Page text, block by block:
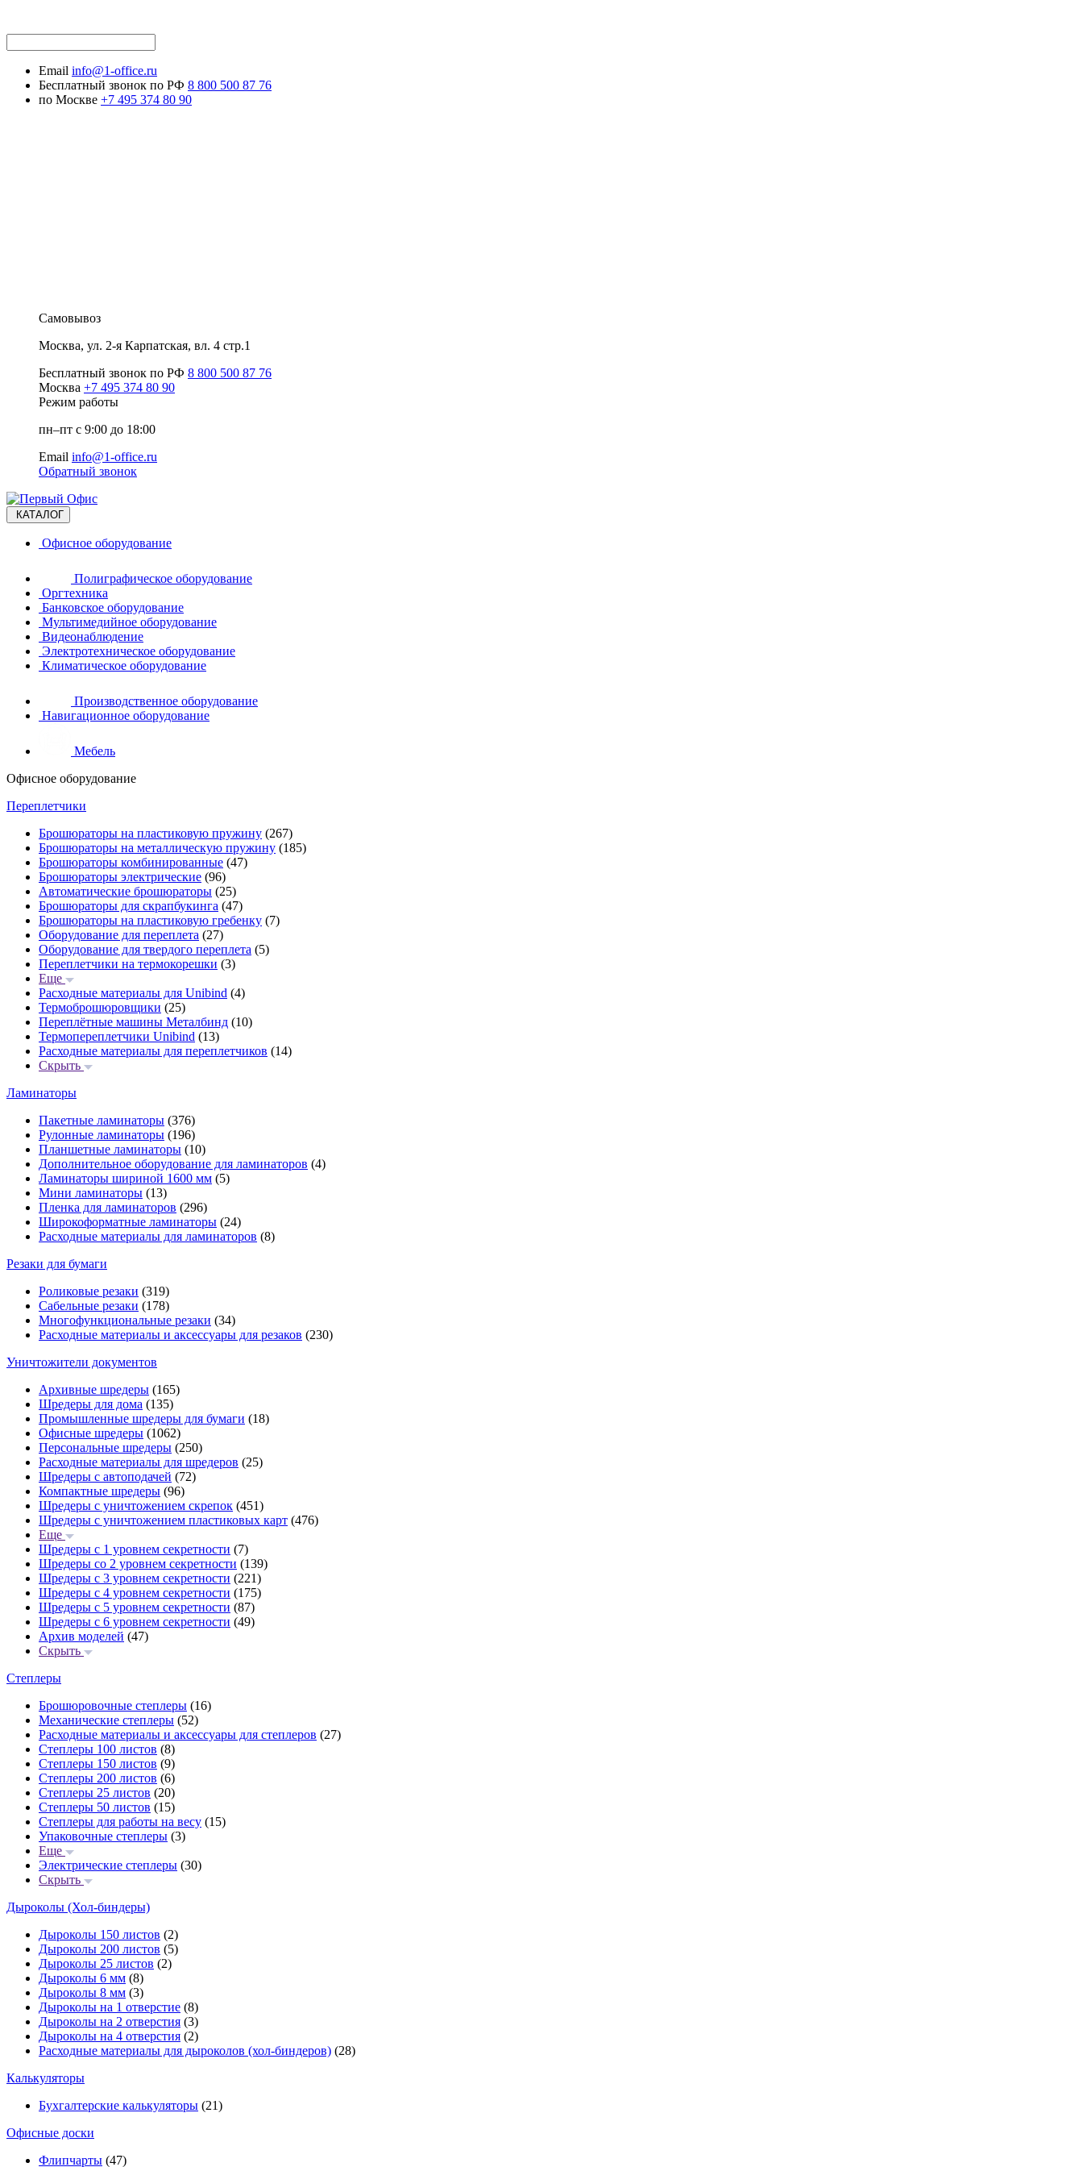
Email info@1-office.ru
Бесплатный звонок по РФ 8 800 500 87 76
по Москве +7 495 374 80 90
Самовывоз
Москва, ул. 2-я Карпатская, вл. 4 стр.1
Бесплатный звонок по РФ 8 800 500 87 76
Москва +7 495 374 80 90
Режим работы
пн–пт с 9:00 до 18:00
Email info@1-office.ru
Обратный звонок
КАТАЛОГ
Офисное оборудование
Полиграфическое оборудование
Оргтехника
Банковское оборудование
Мультимедийное оборудование
Видеонаблюдение
Электротехническое оборудование
Климатическое оборудование
Производственное оборудование
Навигационное оборудование
Мебель
Офисное оборудование
Переплетчики
Брошюраторы на пластиковую пружину (267)
Брошюраторы на металлическую пружину (185)
Брошюраторы комбинированные (47)
Брошюраторы электрические (96)
Автоматические брошюраторы (25)
Брошюраторы для скрапбукинга (47)
Брошюраторы на пластиковую гребенку (7)
Оборудование для переплета (27)
Оборудование для твердого переплета (5)
Переплетчики на термокорешки (3)
Еще
Расходные материалы для Unibind (4)
Термоброшюровщики (25)
Переплётные машины Металбинд (10)
Термопереплетчики Unibind (13)
Расходные материалы для переплетчиков (14)
Скрыть
Ламинаторы
Пакетные ламинаторы (376)
Рулонные ламинаторы (196)
Планшетные ламинаторы (10)
Дополнительное оборудование для ламинаторов (4)
Ламинаторы шириной 1600 мм (5)
Мини ламинаторы (13)
Пленка для ламинаторов (296)
Широкоформатные ламинаторы (24)
Расходные материалы для ламинаторов (8)
Резаки для бумаги
Роликовые резаки (319)
Сабельные резаки (178)
Многофункциональные резаки (34)
Расходные материалы и аксессуары для резаков (230)
Уничтожители документов
Архивные шредеры (165)
Шредеры для дома (135)
Промышленные шредеры для бумаги (18)
Офисные шредеры (1062)
Персональные шредеры (250)
Расходные материалы для шредеров (25)
Шредеры с автоподачей (72)
Компактные шредеры (96)
Шредеры с уничтожением скрепок (451)
Шредеры с уничтожением пластиковых карт (476)
Еще
Шредеры с 1 уровнем секретности (7)
Шредеры со 2 уровнем секретности (139)
Шредеры с 3 уровнем секретности (221)
Шредеры с 4 уровнем секретности (175)
Шредеры с 5 уровнем секретности (87)
Шредеры с 6 уровнем секретности (49)
Архив моделей (47)
Скрыть
Степлеры
Брошюровочные степлеры (16)
Механические степлеры (52)
Расходные материалы и аксессуары для степлеров (27)
Степлеры 100 листов (8)
Степлеры 150 листов (9)
Степлеры 200 листов (6)
Степлеры 25 листов (20)
Степлеры 50 листов (15)
Степлеры для работы на весу (15)
Упаковочные степлеры (3)
Еще
Электрические степлеры (30)
Скрыть
Дыроколы (Хол-биндеры)
Дыроколы 150 листов (2)
Дыроколы 200 листов (5)
Дыроколы 25 листов (2)
Дыроколы 6 мм (8)
Дыроколы 8 мм (3)
Дыроколы на 1 отверстие (8)
Дыроколы на 2 отверстия (3)
Дыроколы на 4 отверстия (2)
Расходные материалы для дыроколов (хол-биндеров) (28)
Калькуляторы
Бухгалтерские калькуляторы (21)
Офисные доски
Флипчарты (47)